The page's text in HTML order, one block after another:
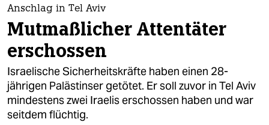
themen
politik
öko
gesellschaft
kultur
Anschlag in Tel Aviv
Mutmaßlicher Attentäter
erschossen
Israelische Sicherheitskräfte haben einen 28-
jährigen Palästinser getötet. Er soll zuvor in Tel Aviv
mindestens zwei Iraelis erschossen haben und war
seitdem flüchtig.